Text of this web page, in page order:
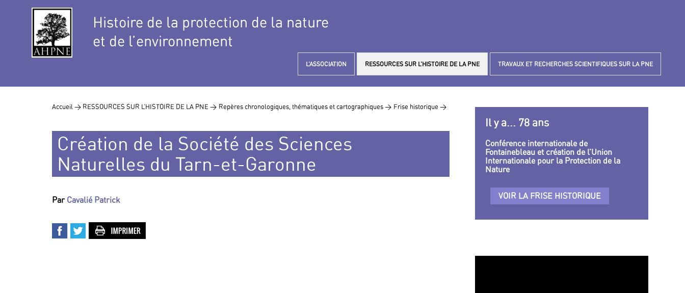
Histoire de la protection de la nature
et de l’environnement
L’ASSOCIATION RESSOURCES SUR L’HISTOIRE DE LA PNE TRAVAUX ET RECHERCHES SCIENTIFIQUES SUR LA PNE
Accueil > RESSOURCES SUR L’HISTOIRE DE LA PNE > Repères chronologiques, thématiques et cartographiques > Frise historique >
Création de la Société des Sciences
Naturelles du Tarn-et-Garonne
Par Cavalié Patrick
Il y a... 78 ans
Conférence internationale de
Fontainebleau et création de l’Union
Internationale pour la Protection de la
Nature
VOIR LA FRISE HISTORIQUE